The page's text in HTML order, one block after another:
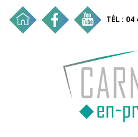
TÉL : 04